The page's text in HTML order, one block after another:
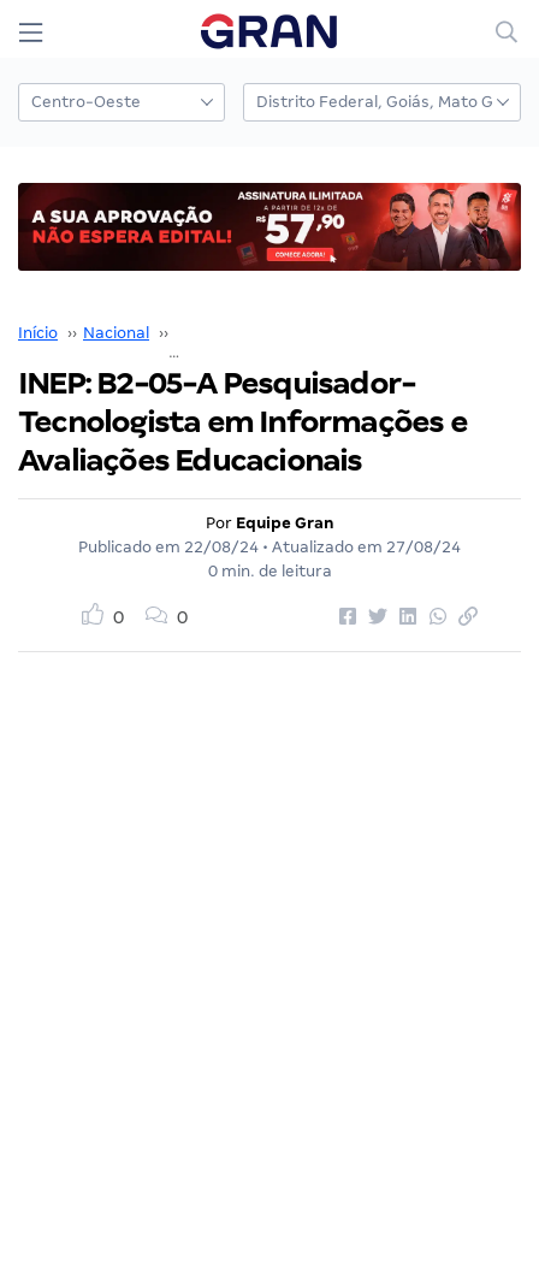
Início ›› Nacional ››
INEP: B2-05-A Pesquisador-
Tecnologista em Informações e
Avaliações Educacionais
Por Equipe Gran
Publicado em 22/08/24 • Atualizado em 27/08/24
0 min. de leitura
0 0